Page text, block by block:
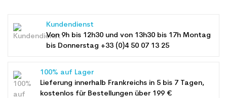
Kundendienst
Von 9h bis 12h30 und von 13h30 bis 17h Montag
bis Donnerstag +33 (0)4 50 07 13 25
100% auf Lager
Lieferung innerhalb Frankreichs in 5 bis 7 Tagen,
kostenlos für Bestellungen über 199 €